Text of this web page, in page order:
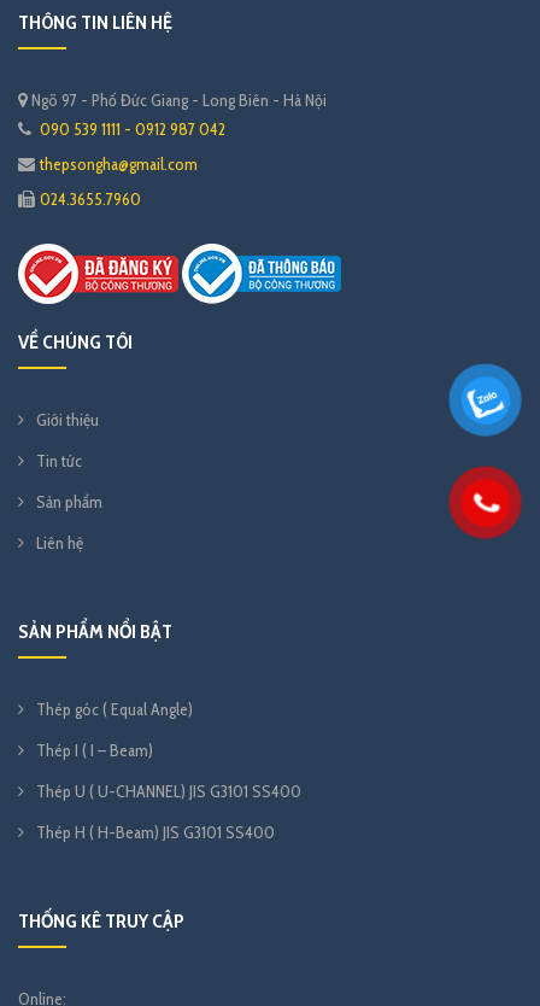
THÔNG TIN LIÊN HỆ
Ngõ 97 - Phố Đức Giang - Long Biên - Hà Nội
090 539 1111 - 0912 987 042
thepsongha@gmail.com
024.3655.7960
VỀ CHÚNG TÔI
Giới thiệu
Tin tức
Sản phẩm
Liên hệ
SẢN PHẨM NỔI BẬT
Thép góc ( Equal Angle)
Thép I ( I – Beam)
Thép U ( U-CHANNEL) JIS G3101 SS400
Thép H ( H-Beam) JIS G3101 SS400
THỐNG KÊ TRUY CẬP
Online: